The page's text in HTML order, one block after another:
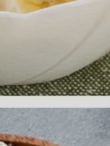
చేసే మేలు ఎంతో.